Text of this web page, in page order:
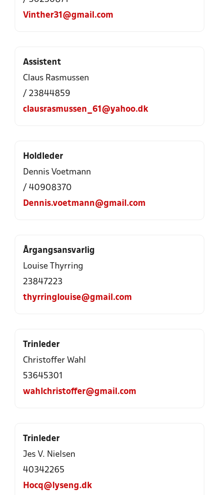
Vinther31@gmail.com
Assistent
Claus Rasmussen
/ 23844859
clausrasmussen_61@yahoo.dk
Holdleder
Dennis Voetmann
/ 40908370
Dennis.voetmann@gmail.com
Årgangsansvarlig
Louise Thyrring
23847223
thyrringlouise@gmail.com
Trinleder
Christoffer Wahl
53645301
wahlchristoffer@gmail.com
Trinleder
Jes V. Nielsen
40342265
Hocq@lyseng.dk